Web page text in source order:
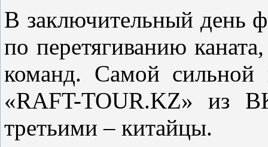
В заключительный день
по перетягиванию
команд. Самой сильной
«RAFT-TOUR.KZ» из
третьими – китайцы.